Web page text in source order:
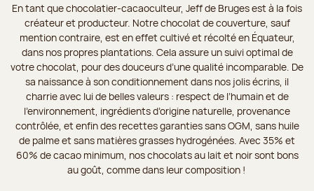
En tant que chocolatier-cacaoculteur, Jeff de Bruges est à la fois
créateur et producteur. Notre chocolat de couverture, sauf
mention contraire, est en effet cultivé et récolté en Équateur,
dans nos propres plantations. Cela assure un suivi optimal de
votre chocolat, pour des douceurs d’une qualité incomparable. De
sa naissance à son conditionnement dans nos jolis écrins, il
charrie avec lui de belles valeurs : respect de l’humain et de
l’environnement, ingrédients d’origine naturelle, provenance
contrôlée, et enfin des recettes garanties sans OGM, sans huile
de palme et sans matières grasses hydrogénées. Avec 35% et
60% de cacao minimum, nos chocolats au lait et noir sont bons
au goût, comme dans leur composition !